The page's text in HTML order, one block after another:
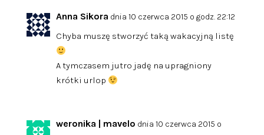
Anna Sikora dnia 10 czerwca 2015 o godz. 22:12
Chyba muszę stworzyć taką wakacyjną listę
A tymczasem jutro jadę na upragniony
krótki urlop
weronika | mavelo dnia 10 czerwca 2015 o